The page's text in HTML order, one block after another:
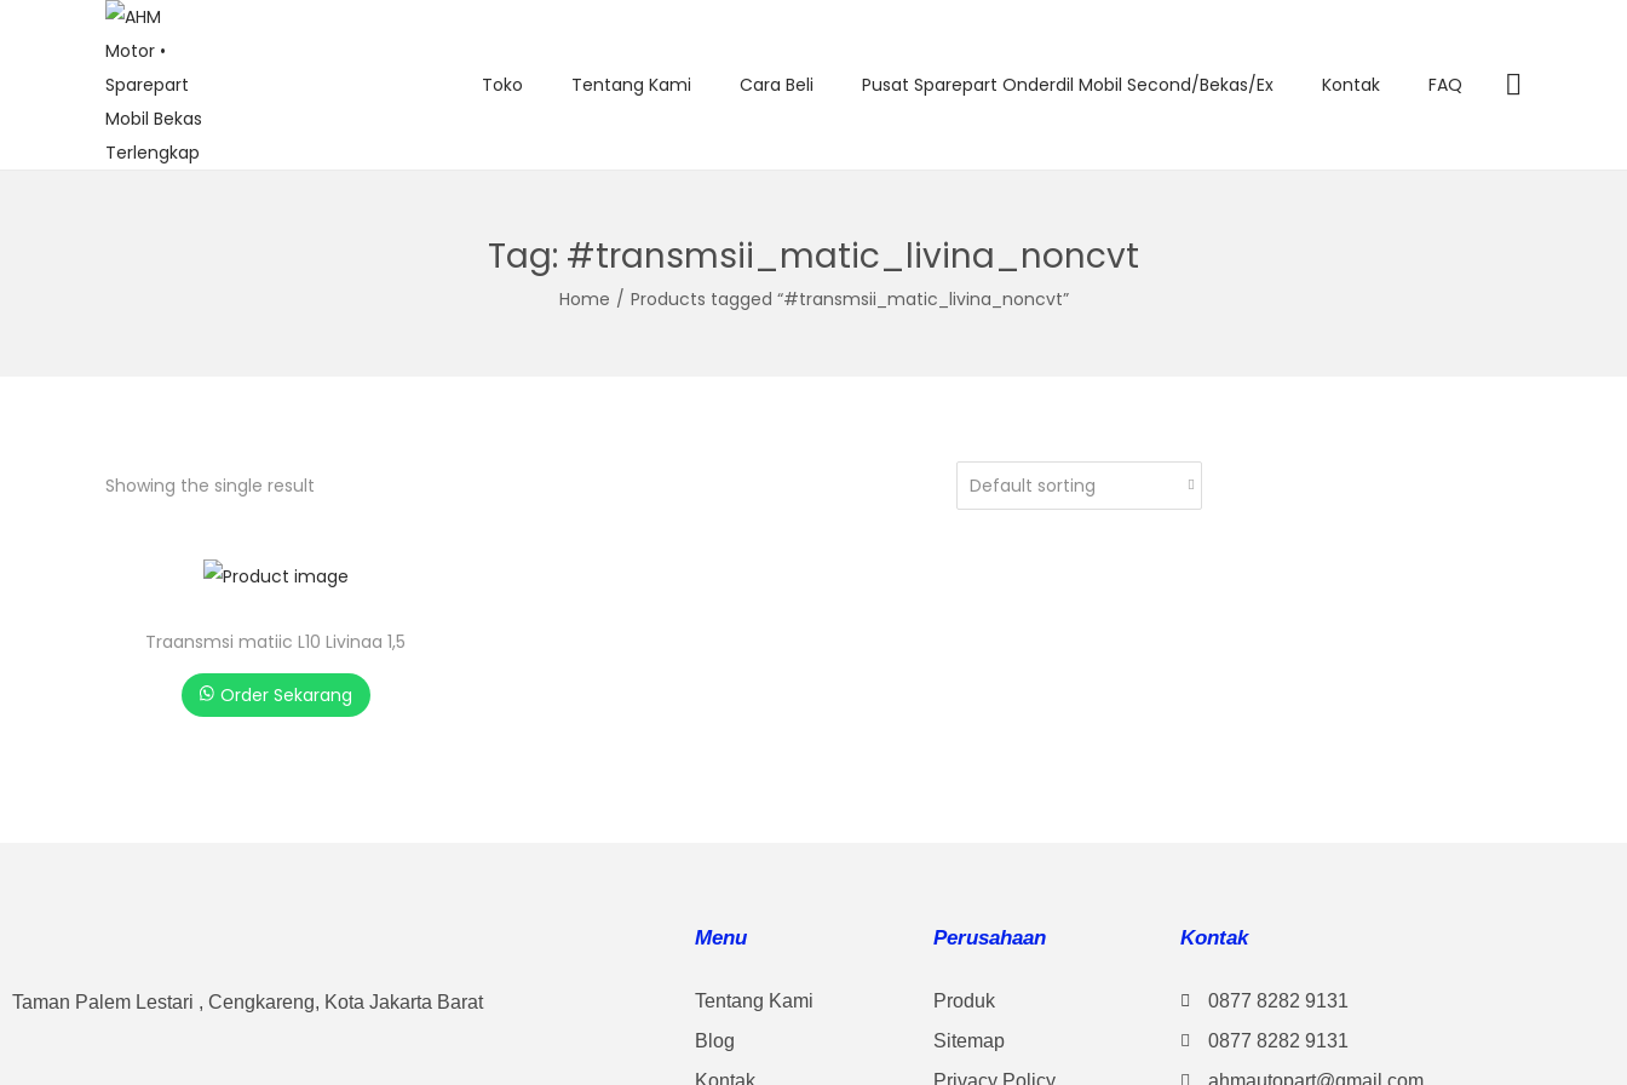
Toko Tentang Kami Cara Beli Pusat Sparepart Onderdil Mobil Second/Bekas/Ex Kontak FAQ
Tag: #transmsii_matic_livina_noncvt
Home / Products tagged “#transmsii_matic_livina_noncvt”
Showing the single result
Traansmsi matiic L10 Livinaa 1,5
Order Sekarang
Taman Palem Lestari , Cengkareng, Kota Jakarta Barat
Menu
Tentang Kami
Blog
Perusahaan
Produk
Sitemap
Kontak
0877 8282 9131
0877 8282 9131